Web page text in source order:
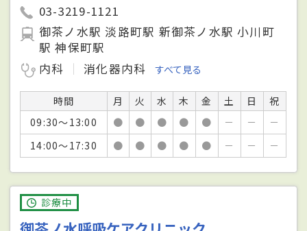
03-3219-1121
御茶ノ水駅 淡路町駅 新御茶ノ水駅 小川町
駅 神保町駅
内科
消化器内科 すべて見る
時間 月 火 水 木 金 土 日
祝
09:30～13:00
● ● ● ● ● － －
－
14:00～17:30
● ● ● ● ● － － －
診療中